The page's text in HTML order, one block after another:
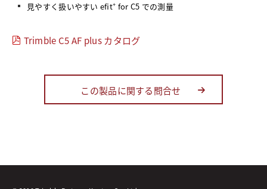
見やすく扱いやすい efit+ for C5 での測量
Trimble C5 AF plus カタログ
この製品に関する問合せ